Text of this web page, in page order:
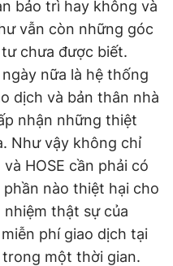
bảo trì hay không và
vẫn còn những góc
chưa được biết.
nữa là hệ thống
dịch và bản thân nhà
nhận những thiệt
Như vậy không chỉ
HOSE cần phải có
nào thiệt hại cho
thật sự của
phí giao dịch tại
trong một thời gian.